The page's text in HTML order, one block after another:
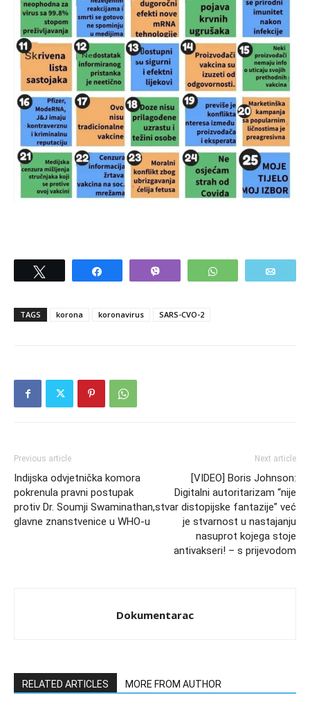
WhatsApp
TAGS korona koronavirus SARS-CVO-2
Previous article
Indijska odvjetnička komora
pokrenula pravni postupak
protiv Dr. Soumji Swaminathan,
glavne znanstvenice u WHO-u
Next article
[VIDEO] Boris Johnson:
Digitalni autoritarizam “nije
stvar distopijske fantazije” već
je stvarnost u nastajanju
nasuprot kojega stoje
antivakseri! – s prijevodom
Dokumentarac
RELATED ARTICLES MORE FROM AUTHOR